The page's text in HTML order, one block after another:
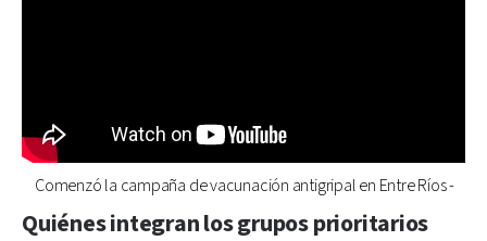
Comenzó la campaña de vacunación antigripal en Entre Ríos -
Quiénes integran los grupos prioritarios